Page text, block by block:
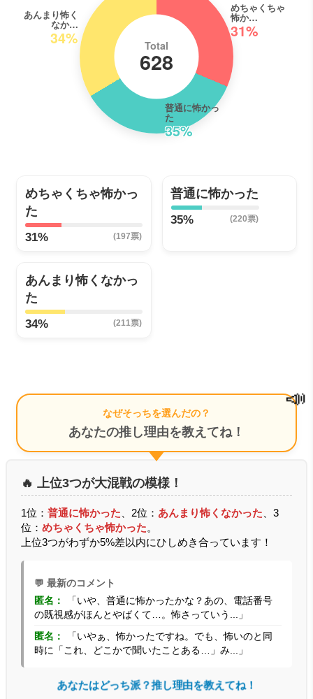
めちゃくちゃ
怖か…
31%
普通に怖かっ
た
35%
あんまり怖く
なか…
34% Total
628
めちゃくちゃ怖かっ
た
31% (197票)
普通に怖かった
35% (220票)
あんまり怖くなかっ
た
34% (211票)
なぜそっちを選んだの？
あなたの推し理由を教えてね！
📣
🔥 上位3つが大混戦の模様！
1位： 普通に怖かった 、2位： あんまり怖くなかった 、3
位： めちゃくちゃ怖かった。
上位3つがわずか5%差以内にひしめき合っています！
💬 最新のコメント
匿名：
「いや、普通に怖かったかな？あの、電話番号
の既視感がほんとやばくて…。怖さっていう...」
匿名：
「いやぁ、怖かったですね。でも、怖いのと同
時に「これ、どこかで聞いたことある…」み...」
あなたはどっち派？推し理由を教えてね！